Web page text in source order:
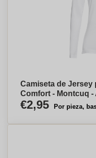
Camiseta de Jersey
Comfort - Montcuq
€2,95 Por pieza,